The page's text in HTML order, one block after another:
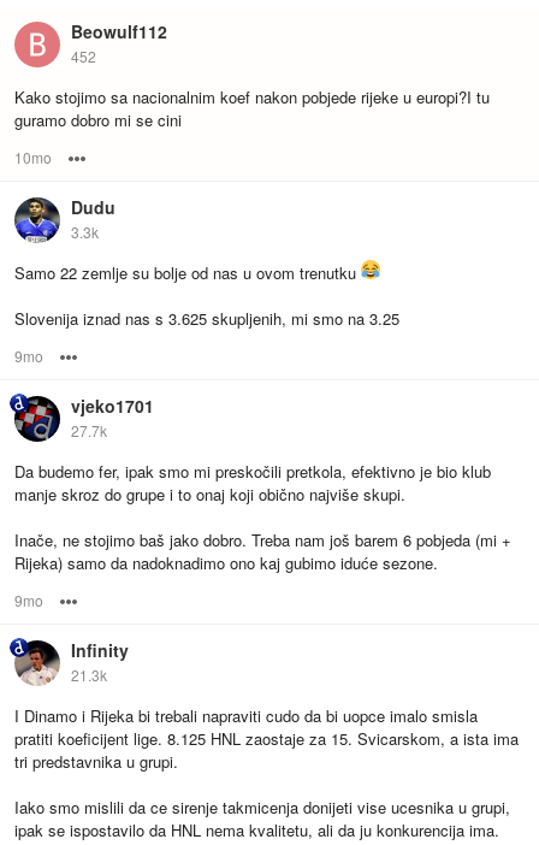
Beowulf112
452
Kako stojimo sa nacionalnim koef nakon pobjede rijeke u europi?I tu
guramo dobro mi se cini
10mo
Dudu
3.3k
Samo 22 zemlje su bolje od nas u ovom trenutku
Slovenija iznad nas s 3.625 skupljenih, mi smo na 3.25
9mo
vjeko1701
27.7k
Da budemo fer, ipak smo mi preskočili pretkola, efektivno je bio klub
manje skroz do grupe i to onaj koji obično najviše skupi.
Inače, ne stojimo baš jako dobro. Treba nam još barem 6 pobjeda (mi +
Rijeka) samo da nadoknadimo ono kaj gubimo iduće sezone.
9mo
Infinity
21.3k
I Dinamo i Rijeka bi trebali napraviti cudo da bi uopce imalo smisla
pratiti koeficijent lige. 8.125 HNL zaostaje za 15. Svicarskom, a ista ima
tri predstavnika u grupi.
Iako smo mislili da ce sirenje takmicenja donijeti vise ucesnika u grupi,
ipak se ispostavilo da HNL nema kvalitetu, ali da ju konkurencija ima.